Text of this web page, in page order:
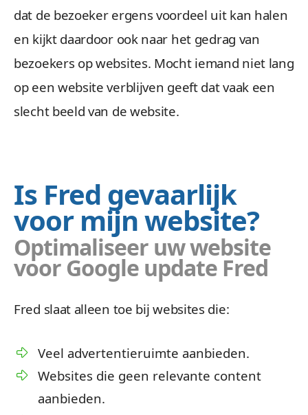
dat de bezoeker ergens voordeel uit kan halen
en kijkt daardoor ook naar het gedrag van
bezoekers op websites. Mocht iemand niet lang
op een website verblijven geeft dat vaak een
slecht beeld van de website.
Is Fred gevaarlijk
voor mijn website?
Optimaliseer uw website
voor Google update Fred
Fred slaat alleen toe bij websites die:
Veel advertentieruimte aanbieden.
Websites die geen relevante content
aanbieden.